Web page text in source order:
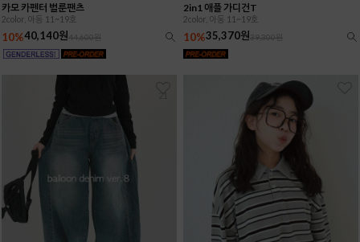
카모 카펜터 벌룬팬츠
2color, 아동 11~19호
10%40,140원44,600원
2in1 애플 가디건T
2color, 아동 11~19호
10%35,370원39,300원